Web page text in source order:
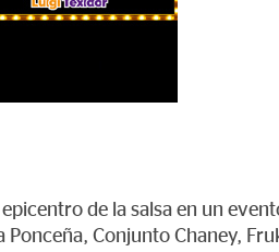
de la salsa en un
Ponceña, Conjunto Chaney,